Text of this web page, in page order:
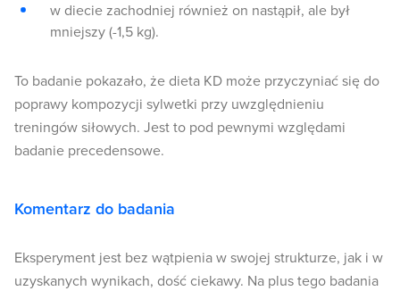
w diecie zachodniej również on nastąpił, ale był
mniejszy (-1,5 kg).
To badanie pokazało, że dieta KD może przyczyniać się do
poprawy kompozycji sylwetki przy uwzględnieniu
treningów siłowych. Jest to pod pewnymi względami
badanie precedensowe.
Komentarz do badania
Eksperyment jest bez wątpienia w swojej strukturze, jak i w
uzyskanych wynikach, dość ciekawy. Na plus tego badania